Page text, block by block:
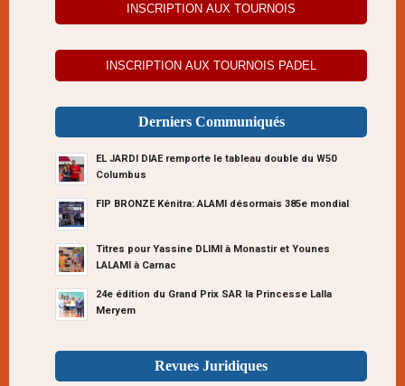
INSCRIPTION AUX TOURNOIS
INSCRIPTION AUX TOURNOIS PADEL
Derniers Communiqués
EL JARDI DIAE remporte le tableau double du W50
Columbus
FIP BRONZE Kénitra: ALAMI désormais 385e mondial
Titres pour Yassine DLIMI à Monastir et Younes
LALAMI à Carnac
24e édition du Grand Prix SAR la Princesse Lalla
Meryem
Revues Juridiques